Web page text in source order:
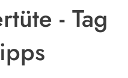
- Tag